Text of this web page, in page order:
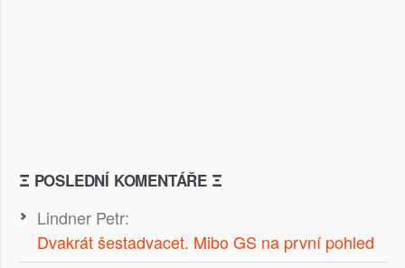
Ξ POSLEDNÍ KOMENTÁŘE Ξ
Lindner Petr:
Dvakrát šestadvacet. Mibo GS na první pohled